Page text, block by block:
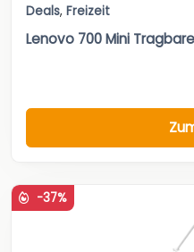
Deals, Freizeit
Lenovo 700 Mini
-37%